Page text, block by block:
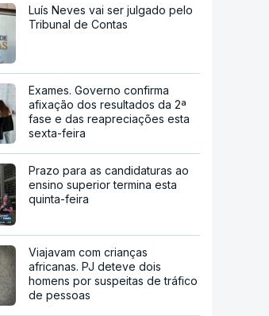
Luís Neves vai ser julgado pelo
Tribunal de Contas
Exames. Governo confirma
afixação dos resultados da 2ª
fase e das reapreciações esta
sexta-feira
Prazo para as candidaturas ao
ensino superior termina esta
quinta-feira
Viajavam com crianças
africanas. PJ deteve dois
homens por suspeitas de tráfico
de pessoas